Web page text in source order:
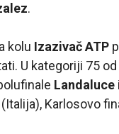
.
kolu Izazivač ATP
U kategoriji 75 od
Landaluce
(Italija), Karlosovo